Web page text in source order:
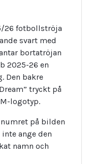
26 fotbollströja
svart med
bortatröjan
2025-26 en
Den bakre
tryckt på
logotyp.
på bilden
ange den
namn och